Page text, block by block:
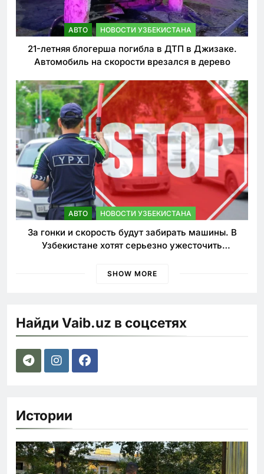
АВТО НОВОСТИ УЗБЕКИСТАНА
21-летняя блогерша погибла в ДТП в Джизаке.
Автомобиль на скорости врезался в дерево
АВТО НОВОСТИ УЗБЕКИСТАНА
За гонки и скорость будут забирать машины. В
Узбекистане хотят серьезно ужесточить
SHOW MORE
Найди Vaib.uz в соцсетях
Истории